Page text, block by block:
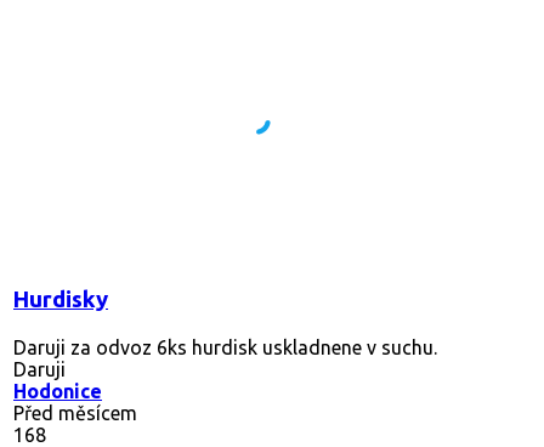
Hurdisky
Daruji za odvoz 6ks hurdisk uskladnene v suchu.
Daruji
Hodonice
Před měsícem
168